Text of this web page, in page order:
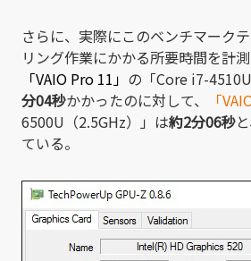
さらに、実際にこのベンチマーク
リング作業にかかる所要時間を計測
「VAIO Pro 11」 の「Core i7-
分04秒かかったのに対して、 「
6500U（2.5GHz）」は約2分06秒と
ている。